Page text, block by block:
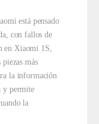
está pensado
con fallos de
en Xiaomi 1S,
más
la información
y permite
la